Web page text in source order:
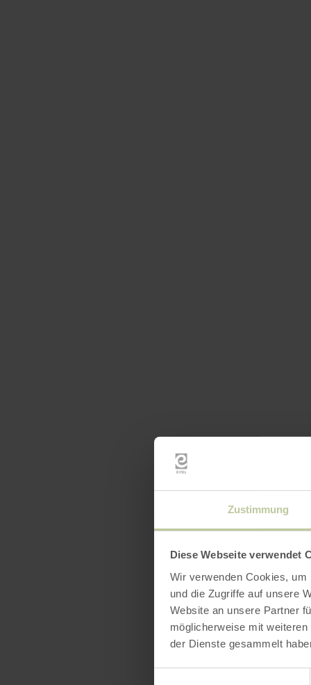
Zustimmung
Diese Webseite verwendet
Wir verwenden Cookies,
und die Zugriffe auf unsere
Website an unsere Partner
möglicherweise mit
der Dienste gesammelt